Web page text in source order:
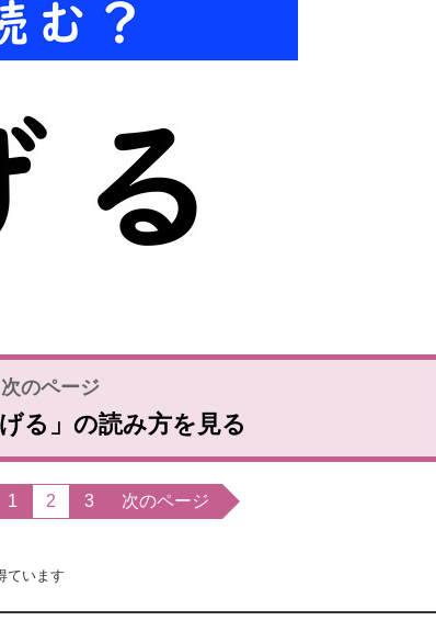
る」の読み方を見る
1 2 3 次のページ
ています